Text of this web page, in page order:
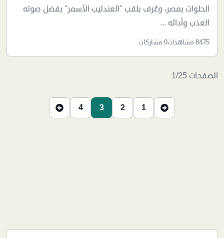
الحلوات بمصر، وعُرف بلقب "العندليب الأسمر" بفضل صوته
العذب وأدائه ...
8475 مشاهدات 0 مشاركات
الصفحات 1/25
1
2
3
4